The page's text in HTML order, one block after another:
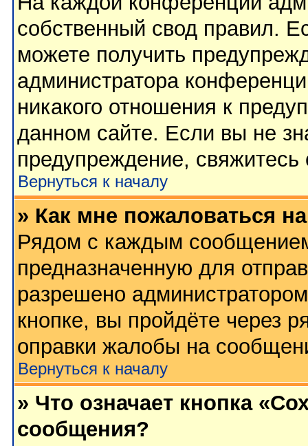
собственный свод правил.
можете получить
администратора
никакого отношения к
данном сайте. Если вы не
предупреждение,
Вернуться к началу
» Как мне пожаловаться
Рядом с каждым
предназначенную для
разрешено
кнопке, вы пройдёте через
оправки жалобы на
Вернуться к началу
» Что означает кнопка
сообщения?